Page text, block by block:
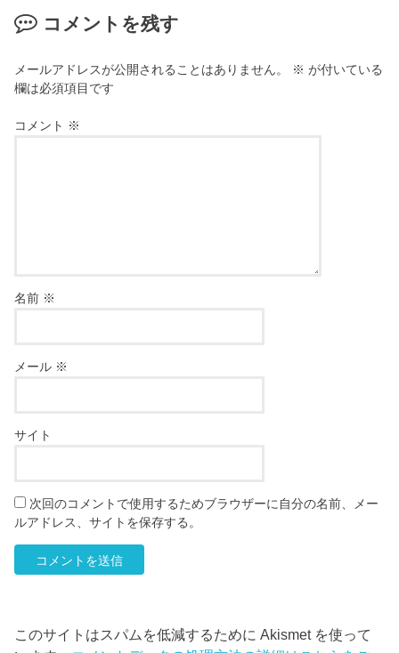
コメントを残す
メールアドレスが公開されることはありません。 ※ が付いている
欄は必須項目です
コメント ※
名前 ※
メール ※
サイト
次回のコメントで使用するためブラウザーに自分の名前、メー
ルアドレス、サイトを保存する。
このサイトはスパムを低減するために Akismet を使って